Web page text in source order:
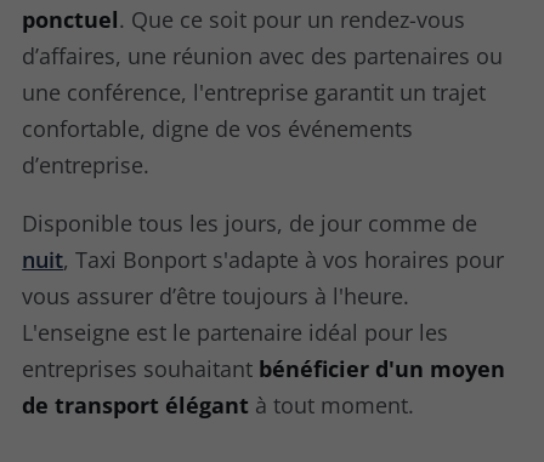
ponctuel. Que ce soit pour un rendez-vous
d’affaires, une réunion avec des partenaires ou
une conférence, l'entreprise garantit un trajet
confortable, digne de vos événements
d’entreprise.
Disponible tous les jours, de jour comme de
nuit, Taxi Bonport s'adapte à vos horaires pour
vous assurer d’être toujours à l'heure.
L'enseigne est le partenaire idéal pour les
entreprises souhaitant bénéficier d'un moyen
de transport élégant à tout moment.